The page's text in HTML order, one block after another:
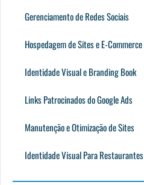
Gerenciamento de Redes Sociais
Hospedagem de Sites e E-Commerce
Identidade Visual e Branding Book
Links Patrocinados do Google Ads
Manutenção e Otimização de Sites
Identidade Visual Para Restaurantes